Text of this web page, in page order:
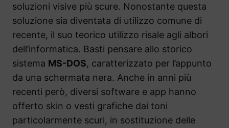
soluzioni visive più scure. Nonostante questa
soluzione sia diventata di utilizzo comune di
recente, il suo teorico utilizzo risale agli albori
dell’informatica. Basti pensare allo storico
sistema MS-DOS, caratterizzato per l’appunto
da una schermata nera. Anche in anni più
recenti però, diversi software e app hanno
offerto skin o vesti grafiche dai toni
particolarmente scuri, in sostituzione delle